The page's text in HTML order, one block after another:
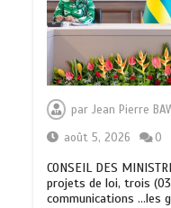
parJean Pierre
août 5, 2026
0
CONSEIL DES
projets de loi, trois
communications …les